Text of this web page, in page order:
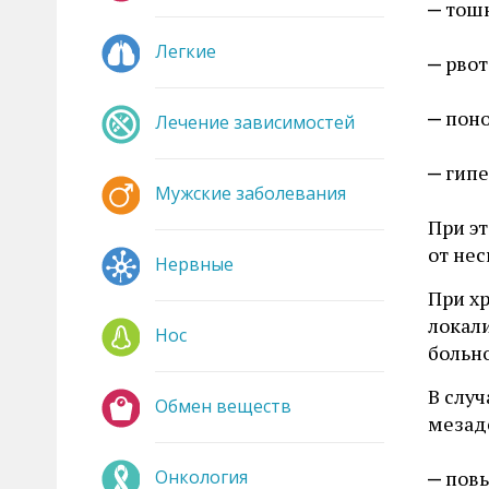
При
от
При
В
Легкие
Лечение зависимостей
Мужские заболевания
Нервные
Нос
Обмен веществ
Онкология